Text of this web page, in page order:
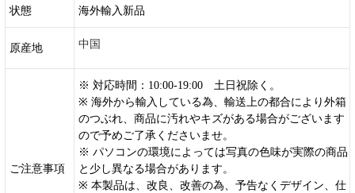
状態 海外輸入新品
原産地 中国
ご注意事項
※ 対応時間：10:00-19:00 土日祝除く。
※ 海外から輸入している為、輸送上の都合により外箱
のつぶれ、商品に汚れやキズがある場合がございます
ので予めご了承くださいませ。
※ パソコンの環境によっては写真の色味が実際の商品
と少し異なる場合があります。
※ 本製品は、改良、改善の為、予告なくデザイン、仕